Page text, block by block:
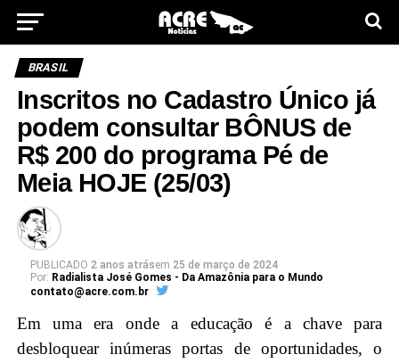
BRASIL
Inscritos no Cadastro Único já
podem consultar BÔNUS de
R$ 200 do programa Pé de
Meia HOJE (25/03)
PUBLICADO 2 anos atrásem 25 de março de 2024
Por: Radialista José Gomes - Da Amazônia para o Mundo
contato@acre.com.br
Em uma era onde a educação é a chave para
desbloquear inúmeras portas de oportunidades, o